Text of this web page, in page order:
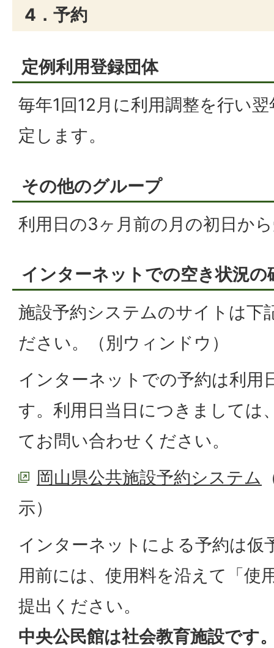
4．予約
定例利用登録団体
毎年1回12月に利用調整を行い
定します。
その他のグループ
利用日の3ヶ月前の月の初日か
インターネットでの空き状況の
施設予約システムのサイトは下
ださい。（別ウィンドウ）
インターネットでの予約は利用
す。利用日当日につきましては
てお問い合わせください。
岡山県公共施設予約システム
示）
インターネットによる予約は仮
用前には、使用料を沿えて「使
提出ください。
中央公民館は社会教育施設です